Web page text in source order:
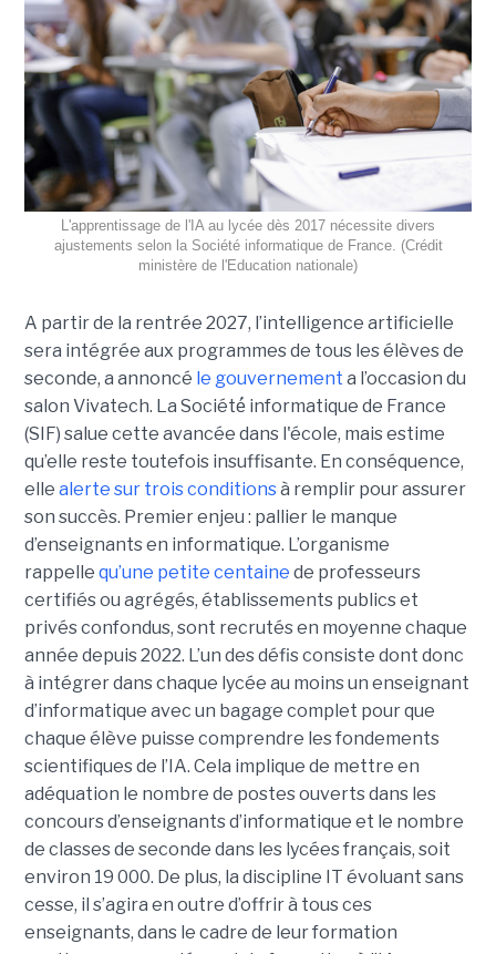
L'apprentissage de l'IA au lycée dès 2017 nécessite divers
ajustements selon la Société informatique de France. (Crédit
ministère de l'Education nationale)
A partir de la rentrée 2027, l’intelligence artificielle
sera intégrée aux programmes de tous les élèves de
seconde, a annoncé le gouvernement a l’occasion du
salon Vivatech. La Société́ informatique de France
(SIF) salue cette avancée dans l'école, mais estime
qu’elle reste toutefois insuffisante. En conséquence,
elle alerte sur trois conditionsà remplir pour assurer
son succès. Premier enjeu : pallier le manque
d’enseignants en informatique. L’organisme
rappelle qu’une petite centaine de professeurs
certifiés ou agrégés, établissements publics et
privés confondus, sont recrutés en moyenne chaque
année depuis 2022. L’un des défis consiste dont donc
à intégrer dans chaque lycée au moins un enseignant
d’informatique avec un bagage complet pour que
chaque élève puisse comprendre les fondements
scientifiques de l’IA. Cela implique de mettre en
adéquation le nombre de postes ouverts dans les
concours d’enseignants d’informatique et le nombre
de classes de seconde dans les lycées français, soit
environ 19 000. De plus, la discipline IT évoluant sans
cesse, il s’agira en outre d’offrir à tous ces
enseignants, dans le cadre de leur formation